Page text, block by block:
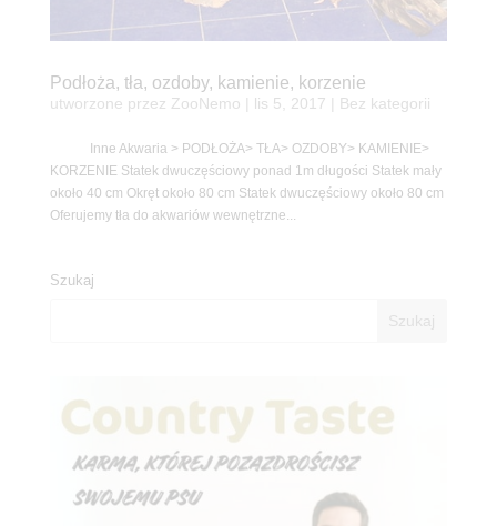
Podłoża, tła, ozdoby, kamienie, korzenie
utworzone przez ZooNemo lis 5, 2017 | Bez kategorii
Inne Akwaria > PODŁOŻA> TŁA> OZDOBY> KAMIENIE>
KORZENIE Statek dwuczęściowy ponad 1m długości Statek mały
około 40 cm Okręt około 80 cm Statek dwuczęściowy około 80 cm
Oferujemy tła do akwariów wewnętrzne...
Szukaj